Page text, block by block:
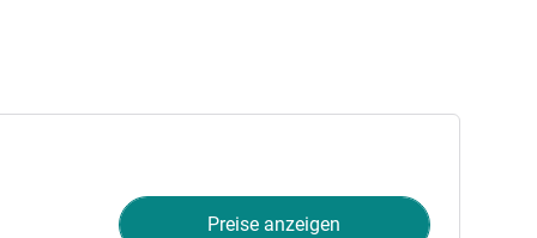
Preise anzeigen